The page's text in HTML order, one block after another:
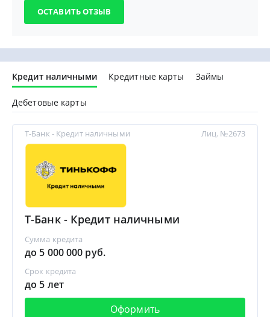
Кредит наличными Кредитные карты Займы
Дебетовые карты
Т-Банк - Кредит наличными
Т-Банк - Кредит наличными
Сумма кредита
до 5 000 000 руб.
Срок кредита
до 5 лет
Оформить
Лиц. №2673